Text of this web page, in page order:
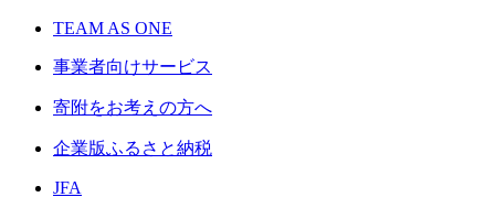
TEAM AS ONE
事業者向けサービス
寄附をお考えの方へ
企業版ふるさと納税
JFA